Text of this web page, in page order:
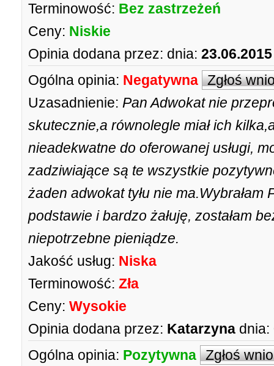
Terminowość: Bez zastrzeżeń
Ceny: Niskie
Opinia dodana przez: dnia:
Ogólna opinia: Negatywna Zgłoś
Uzasadnienie: Pan Adwokat nie
skutecznie,a równolegle miał ich
nieadekwatne do oferowanej usługi,
zadziwiające są te wszystkie
żaden adwokat tyłu nie ma.Wybrałam
podstawie i bardzo żałuję, zostałam
niepotrzebne pieniądze.
Jakość usług: Niska
Terminowość: Zła
Ceny: Wysokie
Opinia dodana przez: Katarzyna dnia:
Ogólna opinia: Pozytywna Zgłoś